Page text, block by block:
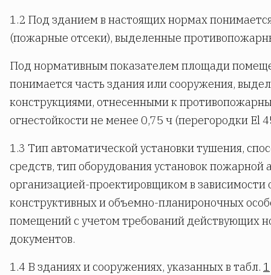
1.2 Под зданием в настоящих нормах
(пожарные отсеки), выделенные
Под нормативным показателем площади
понимается часть здания или сооружения,
конструкциями, отнесенными к
огнестойкости не менее 0,75 ч (перегородки Еl
1.3 Тип автоматической установки тушения,
средств, тип оборудования установок пожарной
организацией-проектировщиком в зависимости
конструктивных и объемно-планироночных
помещений с учетом требований действующих
документов.
1.4 В зданиях и сооружениях, указанных в табл. 1